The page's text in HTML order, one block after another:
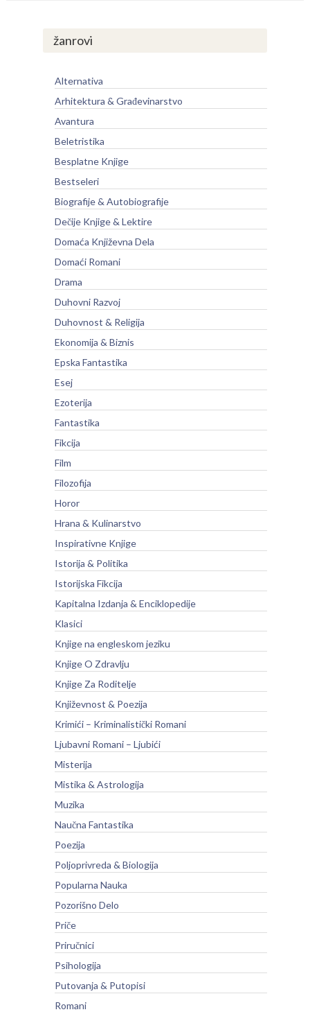
žanrovi
Alternativa
Arhitektura & Građevinarstvo
Avantura
Beletristika
Besplatne Knjige
Bestseleri
Biografije & Autobiografije
Dečije Knjige & Lektire
Domaća Književna Dela
Domaći Romani
Drama
Duhovni Razvoj
Duhovnost & Religija
Ekonomija & Biznis
Epska Fantastika
Esej
Ezoterija
Fantastika
Fikcija
Film
Filozofija
Horor
Hrana & Kulinarstvo
Inspirativne Knjige
Istorija & Politika
Istorijska Fikcija
Kapitalna Izdanja & Enciklopedije
Klasici
Knjige na engleskom jeziku
Knjige O Zdravlju
Knjige Za Roditelje
Književnost & Poezija
Krimići – Kriminalistički Romani
Ljubavni Romani – Ljubići
Misterija
Mistika & Astrologija
Muzika
Naučna Fantastika
Poezija
Poljoprivreda & Biologija
Popularna Nauka
Pozorišno Delo
Priče
Priručnici
Psihologija
Putovanja & Putopisi
Romani